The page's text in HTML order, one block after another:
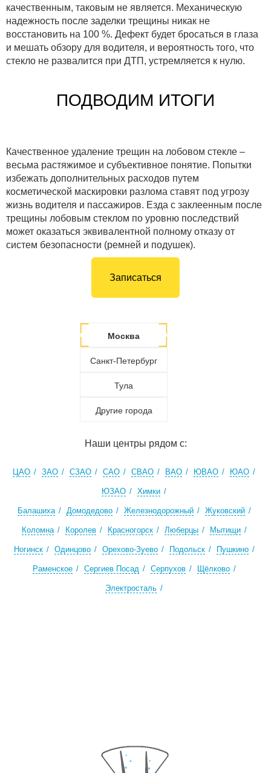
качественным, таковым не является. Механическую
надежность после заделки трещины никак не
восстановить на 100 %. Дефект будет бросаться в глаза
и мешать обзору для водителя, и вероятность того, что
стекло не развалится при ДТП, устремляется к нулю.
ПОДВОДИМ ИТОГИ
Качественное удаление трещин на лобовом стекле –
весьма растяжимое и субъективное понятие. Попытки
избежать дополнительных расходов путем
косметической маскировки разлома ставят под угрозу
жизнь водителя и пассажиров. Езда с заклеенным после
трещины лобовым стеклом по уровню последствий
может оказаться эквивалентной полному отказу от
систем безопасности (ремней и подушек).
Записаться
Москва
Санкт-Петербург
Тула
Другие города
Наши центры рядом с:
ЦАО ЗАО СЗАО САО СВАО ВАО ЮВАО ЮАО
ЮЗАО Химки
Балашиха Домодедово Железнодорожный Жуковский
Коломна Королев Красногорск Люберцы Мытищи
Ногинск Одинцово Орехово-Зуево Подольск Пушкино
Раменское Сергиев Посад Серпухов Щёлково
Электросталь